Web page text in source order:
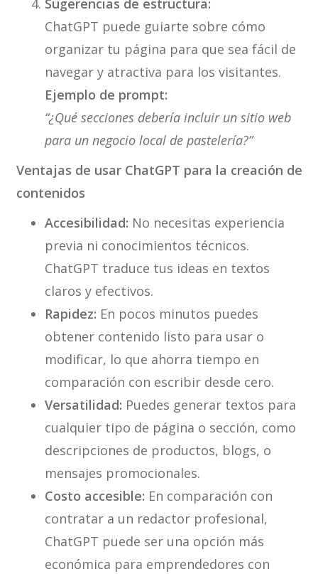
Sugerencias de estructura:
ChatGPT puede guiarte sobre cómo
organizar tu página para que sea fácil de
navegar y atractiva para los visitantes.
Ejemplo de prompt:
“¿Qué secciones debería incluir un sitio web
para un negocio local de pastelería?”
Ventajas de usar ChatGPT para la creación de
contenidos
Accesibilidad: No necesitas experiencia
previa ni conocimientos técnicos.
ChatGPT traduce tus ideas en textos
claros y efectivos.
Rapidez: En pocos minutos puedes
obtener contenido listo para usar o
modificar, lo que ahorra tiempo en
comparación con escribir desde cero.
Versatilidad: Puedes generar textos para
cualquier tipo de página o sección, como
descripciones de productos, blogs, o
mensajes promocionales.
Costo accesible: En comparación con
contratar a un redactor profesional,
ChatGPT puede ser una opción más
económica para emprendedores con